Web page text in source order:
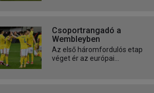
Csoportrangadó a
Wembleyben
Az első háromfordulós etap
véget ér az európai...